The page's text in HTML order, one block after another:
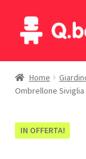
Vai
alla
Vai
al
Home
Blog
Prodotti
Home
Ombrellone Siviglia
IN OFFERTA!